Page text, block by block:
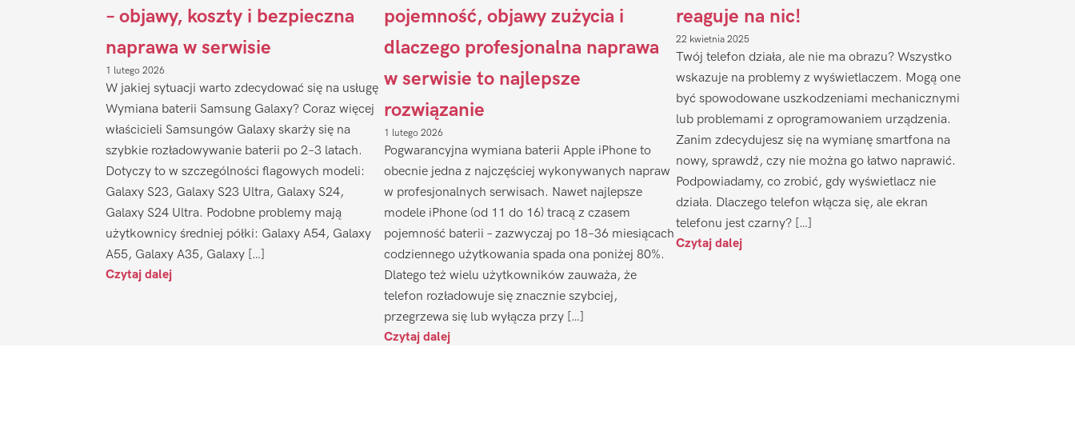
– objawy, koszty i bezpieczna
naprawa w serwisie
1 lutego 2026
W jakiej sytuacji warto zdecydować się na usługę
Wymiana baterii Samsung Galaxy? Coraz więcej
właścicieli Samsungów Galaxy skarży się na
szybkie rozładowywanie baterii po 2–3 latach.
Dotyczy to w szczególności flagowych modeli:
Galaxy S23, Galaxy S23 Ultra, Galaxy S24,
Galaxy S24 Ultra. Podobne problemy mają
użytkownicy średniej półki: Galaxy A54, Galaxy
A55, Galaxy A35, Galaxy […]
Czytaj dalej
pojemność, objawy zużycia i
dlaczego profesjonalna naprawa
w serwisie to najlepsze
rozwiązanie
1 lutego 2026
Pogwarancyjna wymiana baterii Apple iPhone to
obecnie jedna z najczęściej wykonywanych napraw
w profesjonalnych serwisach. Nawet najlepsze
modele iPhone (od 11 do 16) tracą z czasem
pojemność baterii – zazwyczaj po 18–36 miesiącach
codziennego użytkowania spada ona poniżej 80%.
Dlatego też wielu użytkowników zauważa, że
telefon rozładowuje się znacznie szybciej,
przegrzewa się lub wyłącza przy […]
Czytaj dalej
reaguje na nic!
22 kwietnia 2025
Twój telefon działa, ale nie ma obrazu? Wszystko
wskazuje na problemy z wyświetlaczem. Mogą one
być spowodowane uszkodzeniami mechanicznymi
lub problemami z oprogramowaniem urządzenia.
Zanim zdecydujesz się na wymianę smartfona na
nowy, sprawdź, czy nie można go łatwo naprawić.
Podpowiadamy, co zrobić, gdy wyświetlacz nie
działa. Dlaczego telefon włącza się, ale ekran
telefonu jest czarny? […]
Czytaj dalej